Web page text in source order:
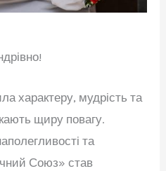
характеру, мудрість та
щиру повагу.
та
Союз» став